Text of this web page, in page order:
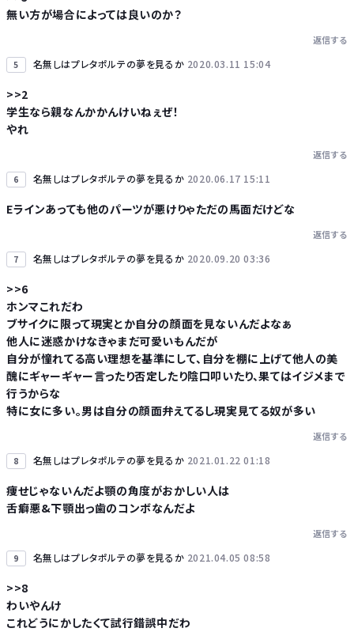
無い方が場合によっては良いのか？
返信する
5 名無しはプレタポルテの夢を見るか 2020.03.11 15:04
>>2
学生なら親なんかかんけいねぇぜ！
やれ
返信する
6 名無しはプレタポルテの夢を見るか 2020.06.17 15:11
Eラインあっても他のパーツが悪けりゃただの馬面だけどな
返信する
7 名無しはプレタポルテの夢を見るか 2020.09.20 03:36
>>6
ホンマこれだわ
ブサイクに限って現実とか自分の顔面を見ないんだよなぁ
他人に迷惑かけなきゃまだ可愛いもんだが
自分が憧れてる高い理想を基準にして、自分を棚に上げて他人の美
醜にギャーギャー言ったり否定したり陰口叩いたり、果てはイジメまで
行うからな
特に女に多い。男は自分の顔面弁えてるし現実見てる奴が多い
返信する
8 名無しはプレタポルテの夢を見るか 2021.01.22 01:18
痩せじゃないんだよ顎の角度がおかしい人は
舌癖悪&下顎出っ歯のコンボなんだよ
返信する
9 名無しはプレタポルテの夢を見るか 2021.04.05 08:58
>>8
わいやんけ
これどうにかしたくて試行錯誤中だわ